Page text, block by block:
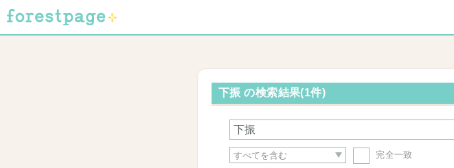
下振 の検索結果(1件)
完全一致